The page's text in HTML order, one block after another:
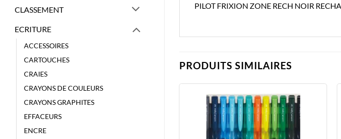
CLASSEMENT
ECRITURE
ACCESSOIRES
CARTOUCHES
CRAIES
CRAYONS DE COULEURS
CRAYONS GRAPHITES
EFFACEURS
ENCRE
PILOT FRIXION ZONE RECH NOIR
PRODUITS SIMILAIRES